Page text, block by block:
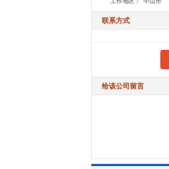
联系方式
给该公司留言